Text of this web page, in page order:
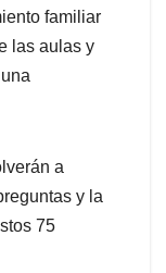
familiar
las aulas y
a
y la
75